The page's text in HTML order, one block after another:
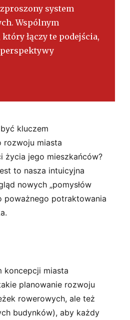
system
Wspólnym
łączy te podejścia,
kluczem
rozwoju miasta
życia jego mieszkańców?
to nasza intuicyjna
nowych „pomysłów
poważnego potraktowania
koncepcji miasta
planowanie rozwoju
rowerowych, ale też
budynków), aby każdy